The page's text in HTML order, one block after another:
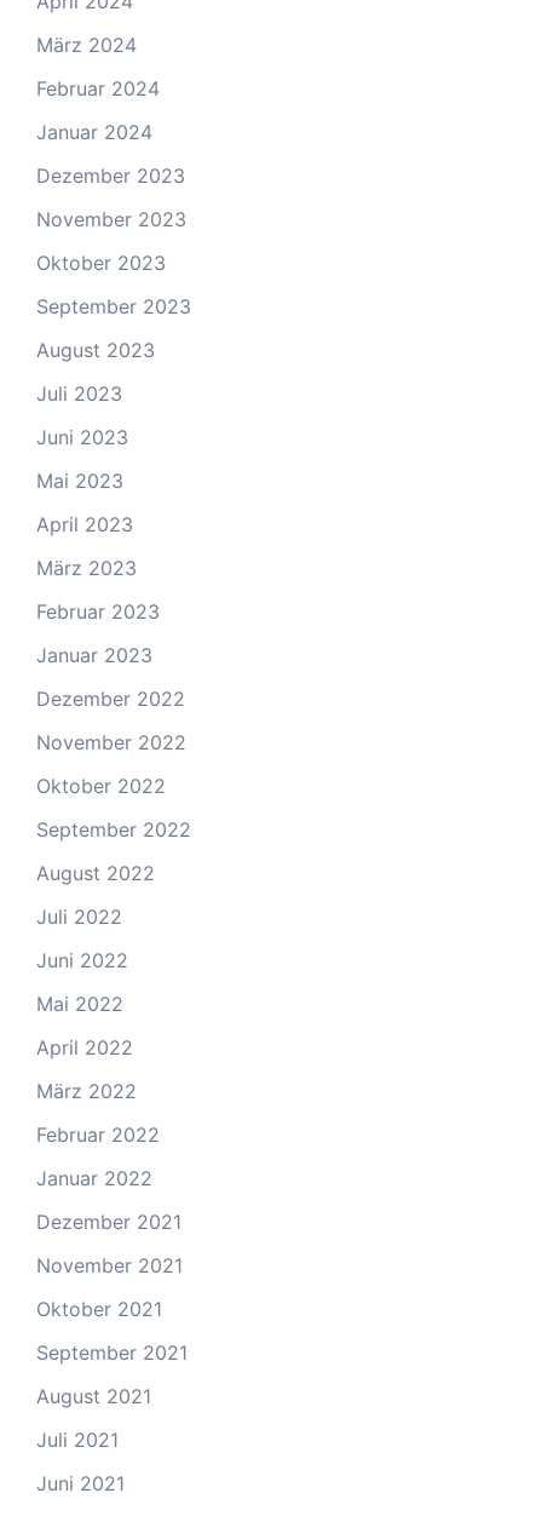
März 2024
Februar 2024
Januar 2024
Dezember 2023
November 2023
Oktober 2023
September 2023
August 2023
Juli 2023
Juni 2023
Mai 2023
April 2023
März 2023
Februar 2023
Januar 2023
Dezember 2022
November 2022
Oktober 2022
September 2022
August 2022
Juli 2022
Juni 2022
Mai 2022
April 2022
März 2022
Februar 2022
Januar 2022
Dezember 2021
November 2021
Oktober 2021
September 2021
August 2021
Juli 2021
Juni 2021